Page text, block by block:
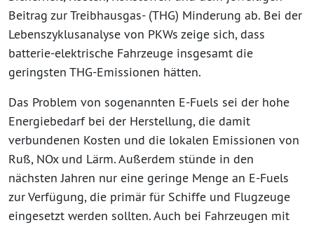
Beitrag zur Treibhausgas- (THG) Minderung ab. Bei der
Lebenszyklusanalyse von PKWs zeige sich, dass
batterie-elektrische Fahrzeuge insgesamt die
geringsten THG-Emissionen hätten.
Das Problem von sogenannten E-Fuels sei der hohe
Energiebedarf bei der Herstellung, die damit
verbundenen Kosten und die lokalen Emissionen von
Ruß, NOx und Lärm. Außerdem stünde in den
nächsten Jahren nur eine geringe Menge an E-Fuels
zur Verfügung, die primär für Schiffe und Flugzeuge
eingesetzt werden sollten. Auch bei Fahrzeugen mit